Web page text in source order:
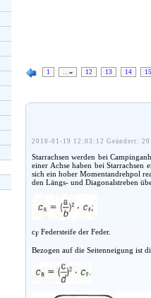
1 … 12 13 14 15
2010-01-19 12:03:12 Geändert:
Starrachsen werden bei
einer Achse haben bei Starrachsen
sich ein hoher Momentandrehpol
den Längs- und Diagonalstreben
cF Federsteife der Feder.
Bezogen auf die Seitenneigung ist